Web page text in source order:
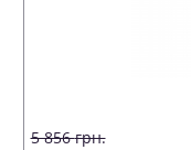
5 856грн.